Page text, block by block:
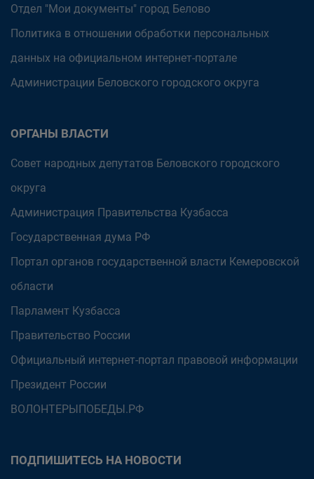
Отдел "Мои документы" город Белово
Политика в отношении обработки персональных
данных на официальном интернет-портале
Администрации Беловского городского округа
ОРГАНЫ ВЛАСТИ
Совет народных депутатов Беловского городского
округа
Администрация Правительства Кузбасса
Государственная дума РФ
Портал органов государственной власти Кемеровской
области
Парламент Кузбасса
Правительство России
Официальный интернет-портал правовой информации
Президент России
ВОЛОНТЕРЫПОБЕДЫ.РФ
ПОДПИШИТЕСЬ НА НОВОСТИ